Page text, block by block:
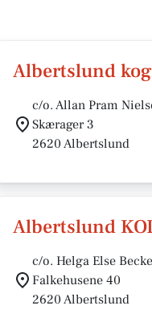
Albertslund
c/o. Allan Pram
Skærager 3
2620 Albertslund
Albertslund
c/o. Helga Else
Falkehusene 40
2620 Albertslund